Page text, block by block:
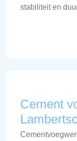
stabiliteit en
Cement